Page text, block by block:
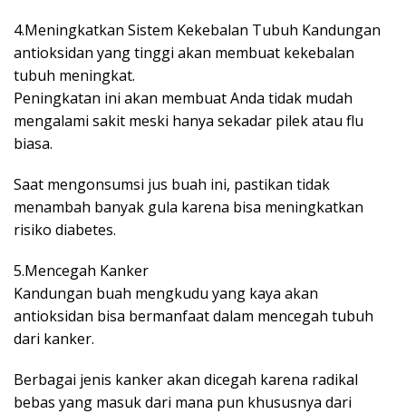
4.Meningkatkan Sistem Kekebalan Tubuh Kandungan
antioksidan yang tinggi akan membuat kekebalan
tubuh meningkat.
Peningkatan ini akan membuat Anda tidak mudah
mengalami sakit meski hanya sekadar pilek atau flu
biasa.
Saat mengonsumsi jus buah ini, pastikan tidak
menambah banyak gula karena bisa meningkatkan
risiko diabetes.
5.Mencegah Kanker
Kandungan buah mengkudu yang kaya akan
antioksidan bisa bermanfaat dalam mencegah tubuh
dari kanker.
Berbagai jenis kanker akan dicegah karena radikal
bebas yang masuk dari mana pun khususnya dari